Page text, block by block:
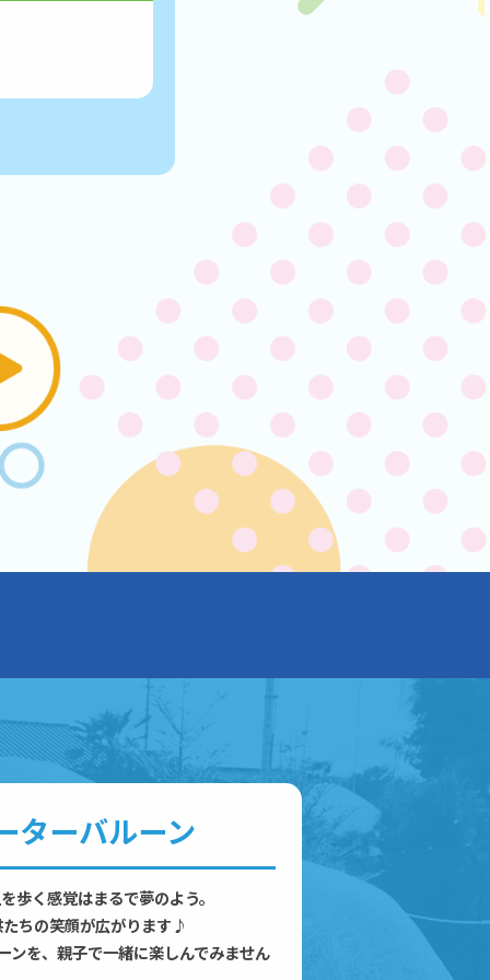
ターバルーン
歩く感覚はまるで夢のよう。
ちの笑顔が広がります♪
ンを、親子で一緒に楽しんでみません